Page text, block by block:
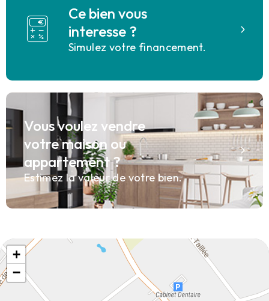
Ce bien vous
interesse ?
Simulez votre financement.
Vous voulez vendre
votre maison ou
appartement ?
Estimez la valeur de votre bien.
+
−